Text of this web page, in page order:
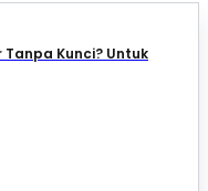
Kunci? Untuk